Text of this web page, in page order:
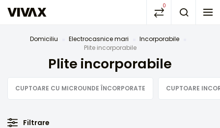
0
Domiciliu Electrocasnice mari
Incorporabile
Plite incorporabile
Plite incorporabile
CUPTOARE CU MICROUNDE ÎNCORPORATE CUPTOARE
Filtrare